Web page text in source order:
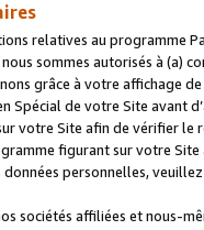
relatives au programme
sommes autorisés à
grâce à votre affichage
Spécial de votre Site avant
votre Site afin de vérifier
figurant sur votre
personnelles,
sociétés affiliées et nous-